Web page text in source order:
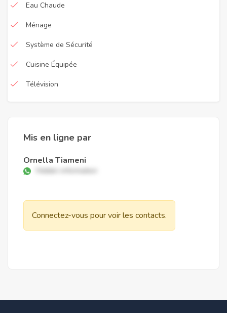
Eau Chaude
Ménage
Système de Sécurité
Cuisine Équipée
Télévision
Mis en ligne par
Ornella Tiameni
Hidden information
Connectez-vous pour voir les contacts.